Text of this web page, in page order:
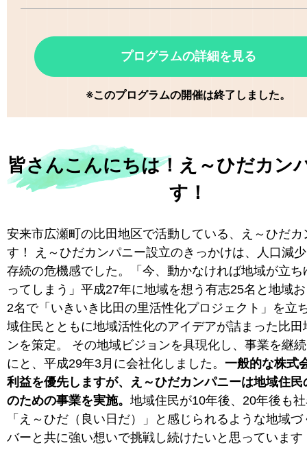
プログラムの詳細を見る
※このプログラムの開催は終了しました。
皆さんこんにちは！え～ひだカン
す！
安来市広瀬町の比田地区で活動している、え～ひだカ
す！ え～ひだカンパニー設立のきっかけは、人口減
存続の危機感でした。「今、動かなければ地域が立ち
ってしまう」平成27年に地域を想う有志25名と地域
2名で「いきいき比田の里活性化プロジェクト」を立
域住民とともに地域活性化のアイデアが詰まった比田
ンを策定。 その地域ビジョンを具現化し、事業を継
にと、平成29年3月に会社化しました。 一般的な株式
利益を優先しますが、え～ひだカンパニーは地域住民
のための事業を実施。 地域住民が10年後、20年後も
「え～ひだ（良い日だ）」と感じられるような地域
バーと共に強い想いで挑戦し続けたいと思っています